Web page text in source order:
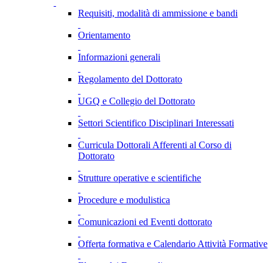
Requisiti, modalità di ammissione e bandi
Orientamento
Informazioni generali
Regolamento del Dottorato
UGQ e Collegio del Dottorato
Settori Scientifico Disciplinari Interessati
Curricula Dottorali Afferenti al Corso di
Dottorato
Strutture operative e scientifiche
Procedure e modulistica
Comunicazioni ed Eventi dottorato
Offerta formativa e Calendario Attività Formative